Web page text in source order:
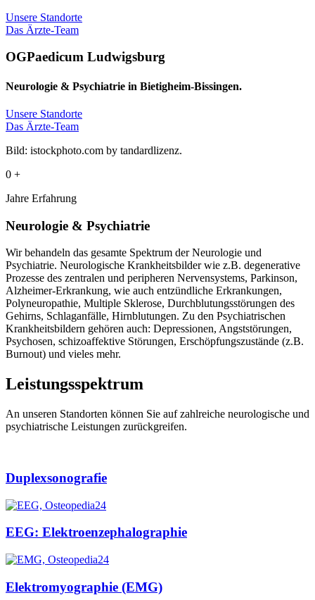
Unsere Standorte
Das Ärzte-Team
OGPaedicum Ludwigsburg
Neurologie & Psychiatrie in Bietigheim-Bissingen.
Unsere Standorte
Das Ärzte-Team
Bild: istockphoto.com by tandardlizenz.
0 +
Jahre Erfahrung
Neurologie & Psychiatrie
Wir behandeln das gesamte Spektrum der Neurologie und
Psychiatrie. Neurologische Krankheitsbilder wie z.B. degenerative
Prozesse des zentralen und peripheren Nervensystems, Parkinson,
Alzheimer-Erkrankung, wie auch entzündliche Erkrankungen,
Polyneuropathie, Multiple Sklerose, Durchblutungsstörungen des
Gehirns, Schlaganfälle, Hirnblutungen. Zu den Psychiatrischen
Krankheitsbildern gehören auch: Depressionen, Angststörungen,
Psychosen, schizoaffektive Störungen, Erschöpfungszustände (z.B.
Burnout) und vieles mehr.
Leistungsspektrum
An unseren Standorten können Sie auf zahlreiche neurologische und
psychiatrische Leistungen zurückgreifen.
Duplexsonografie
EEG: Elektroenzephalographie
Elektromyographie (EMG)